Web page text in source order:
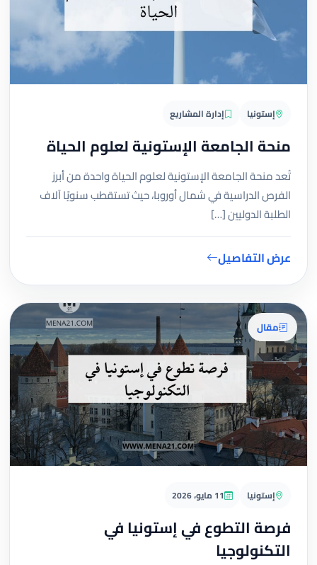
إستونيا إدارة المشاريع
منحة الجامعة الإستونية لعلوم الحياة
تُعد منحة الجامعة الإستونية لعلوم الحياة واحدة من أبرز
الفرص الدراسية في شمال أوروبا، حيث تستقطب سنويًا آلاف
الطلبة الدوليين […]
عرض التفاصيل
مقال
إستونيا 11 مايو، 2026
فرصة التطوع في إستونيا في
التكنولوجيا